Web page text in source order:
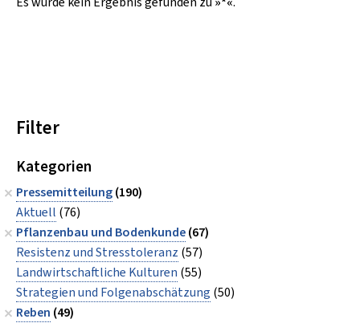
Filter
Kategorien
Pressemitteilung(190)
Aktuell (76)
Pflanzenbau und Bodenkunde(67)
Resistenz und Stresstoleranz (57)
Landwirtschaftliche Kulturen (55)
Strategien und Folgenabschätzung (50)
Reben (49)